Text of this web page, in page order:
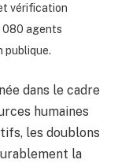
vérification
080 agents
publique.
dans le cadre
humaines
les doublons
la